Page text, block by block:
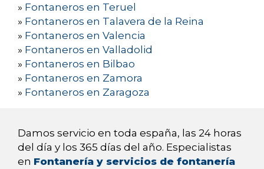
» Fontaneros en Teruel
» Fontaneros en Talavera de la Reina
» Fontaneros en Valencia
» Fontaneros en Valladolid
» Fontaneros en Bilbao
» Fontaneros en Zamora
» Fontaneros en Zaragoza
Damos servicio en toda españa, las 24 horas
del día y los 365 días del año. Especialistas
en Fontanería y servicios de fontanería